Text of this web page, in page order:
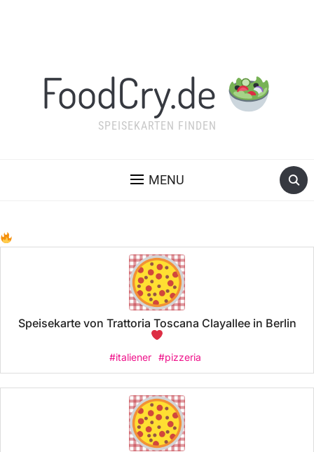
FoodCry.de
SPEISEKARTEN FINDEN
MENU
Speisekarte von Trattoria Toscana Clayallee in Berlin
#italiener #pizzeria